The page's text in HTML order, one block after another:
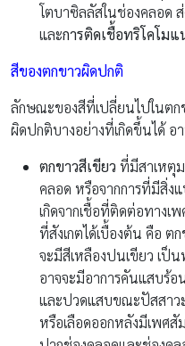
โตบาซิลลัสในช่องคลอด
และการติดเชื้อทริโคโมแ
สีของตกขาวผิดปกติ
ลักษณะของสีที่เปลี่ยนไปในตก
ผิดปกติบางอย่างที่เกิดขึ้นได้ อ
ตกขาวสีเขียว ที่มีสาเหตุม
คลอด หรือจากการที่มีสิ่ง
เกิดจากเชื้อที่ติดต่อทาง
ที่สังเกตได้เบื้องต้น คือ ต
จะมีสีเหลืองปนเขียว เป็
อาจจะมีอาการคันแสบร้
และปวดแสบขณะปัสสาว
หรือเลือดออกหลังมีเพศ